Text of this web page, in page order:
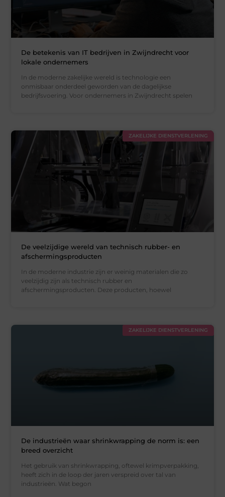
De betekenis van IT bedrijven in Zwijndrecht voor
lokale ondernemers
In de moderne zakelijke wereld is technologie een
onmisbaar onderdeel geworden van de dagelijkse
bedrijfsvoering. Voor ondernemers in Zwijndrecht spelen
ZAKELIJKE DIENSTVERLENING
De veelzijdige wereld van technisch rubber- en
afschermingsproducten
In de moderne industrie zijn er weinig materialen die zo
veelzijdig zijn als technisch rubber en
afschermingsproducten. Deze producten, hoewel
ZAKELIJKE DIENSTVERLENING
De industrieën waar shrinkwrapping de norm is: een
breed overzicht
Het gebruik van shrinkwrapping, oftewel krimpverpakking,
heeft zich in de loop der jaren verspreid over tal van
industrieën. Wat begon